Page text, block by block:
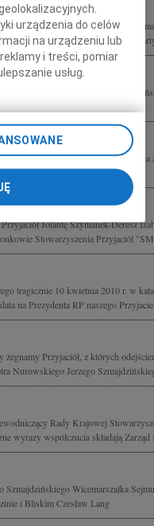
i Kolega Jurek Szmajdziński
życzliwy ludziom i zawsze
Męża i Ojca Jerzego
i Hania Kubica z córką Agatą
współczucia i słowa
rodzina Vonau
Jolantę Szymanek-Deresz
Stowarzyszenia Przyjaciół
tragicznie 10 kwietnia 2010 r. w
na Prezydenta RP naszego
Przyjaciół, z których
Nurowskiego Jerzego
Rady Krajowej
wyrazy współczucia składają Zarząd
Wicemarszałka
i Bliskim Czesław Lang
urządzenia do celów
na urządzeniu lub
i treści, pomiar
usług.